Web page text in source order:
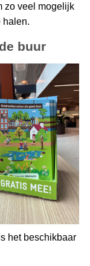
zo veel mogelijk
halen.
buur
het beschikbaar